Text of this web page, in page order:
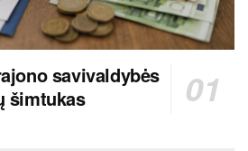
savivaldybės
šimtukas